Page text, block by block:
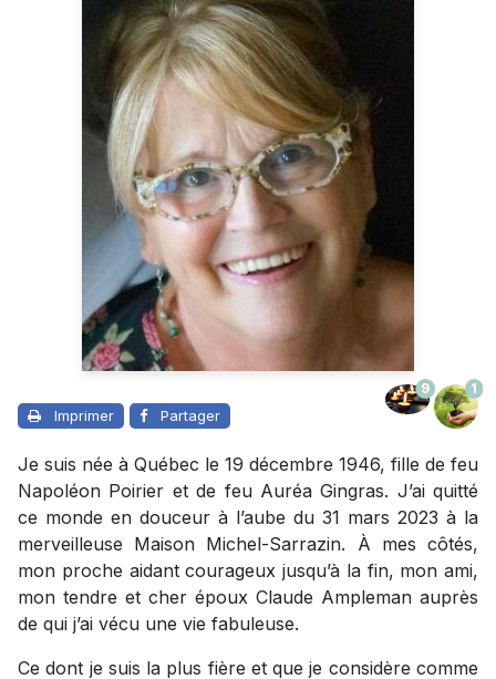
Imprimer Partager
9 1
Je suis née à Québec le 19 décembre 1946, fille de feu
Napoléon Poirier et de feu Auréa Gingras. J’ai quitté
ce monde en douceur à l’aube du 31 mars 2023 à la
merveilleuse Maison Michel-Sarrazin. À mes côtés,
mon proche aidant courageux jusqu’à la fin, mon ami,
mon tendre et cher époux Claude Ampleman auprès
de qui j’ai vécu une vie fabuleuse.
Ce dont je suis la plus fière et que je considère comme